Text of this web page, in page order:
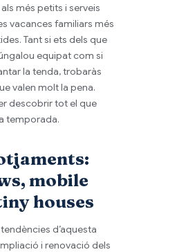
més petits i serveis
vacances familiars més
Tant si ets dels que
equipat com si
la tenda, trobaràs
valen molt la pena.
descobrir tot el que
temporada.
mobile
houses
d’aquesta
i renovació dels